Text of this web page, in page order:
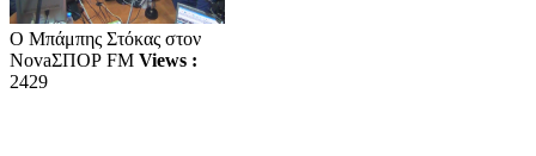
Ο Μπάμπης Στόκας στον
NovaΣΠΟΡ FM Views :
2429